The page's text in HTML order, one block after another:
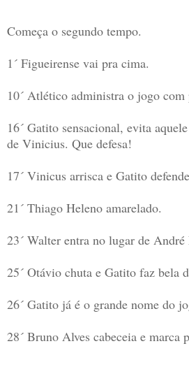
Começa o segundo tempo.
1´ Figueirense vai pra cima.
10´ Atlético administra o jogo com
16´ Gatito sensacional, evita
de Vinicius. Que defesa!
17´ Vinicus arrisca e Gatito
21´ Thiago Heleno amarelado.
23´ Walter entra no lugar de
25´ Otávio chuta e Gatito faz bela
26´ Gatito já é o grande nome do
28´ Bruno Alves cabeceia e marca